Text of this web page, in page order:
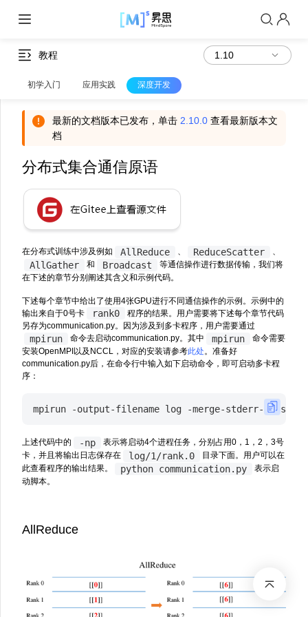
教程
初学入门 应用实践 深度开发
最新的文档版本已发布，单击 2.10.0 查看最新版本文
档
分布式集合通信原语
在分布式训练中涉及例如 AllReduce 、 ReduceScatter 、
AllGather 和 Broadcast
等通信操作进行数据传输，我们将
在下述的章节分别阐述其含义和示例代码。
下述每个章节中给出了使用4张GPU进行不同通信操作的示例。示例中的
输出来自于0号卡
rank0
程序的结果。用户需要将下述每个章节代码
另存为communication.py。因为涉及到多卡程序，用户需要通过
mpirun 命令去启动communication.py。其中 mpirun
命令需要
安装OpenMPI以及NCCL，对应的安装请参考此处。准备好
communication.py后，在命令行中输入如下启动命令，即可启动多卡程
序：
mpirun -output-filename log -merge-stderr-to-
上述代码中的 -np
表示将启动4个进程任务，分别占用0，1，2，3号
卡，并且将输出日志保存在
log/1/rank.0
目录下面。用户可以在
此查看程序的输出结果。
python communication.py
表示启
动脚本。
AllReduce